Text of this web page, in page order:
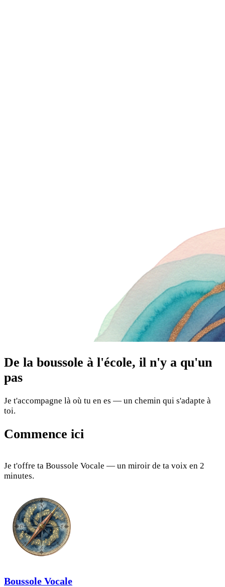
De la boussole à l'école, il n'y a qu'un
pas
Je t'accompagne là où tu en es — un chemin qui s'adapte à
toi.
Commence ici
Je t'offre ta Boussole Vocale — un miroir de ta voix en 2
minutes.
Boussole Vocale